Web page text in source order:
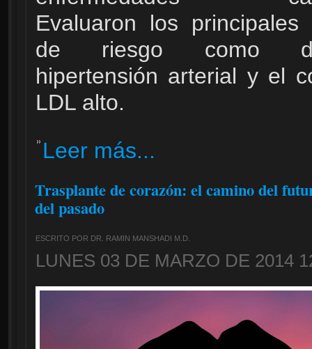
Evaluaron los principales
de riesgo como
hipertensión arterial y el
LDL alto.
Leer más...
Trasplante de corazón: el camino del
del pasado
ESCRITO POR DR. RAMIN MANSHADI M.D.
LUNES 03 DE MARZO DE 2014